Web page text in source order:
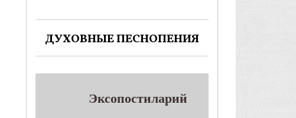
ДУХОВНЫЕ ПЕСНОПЕНИЯ
Эксопостиларий